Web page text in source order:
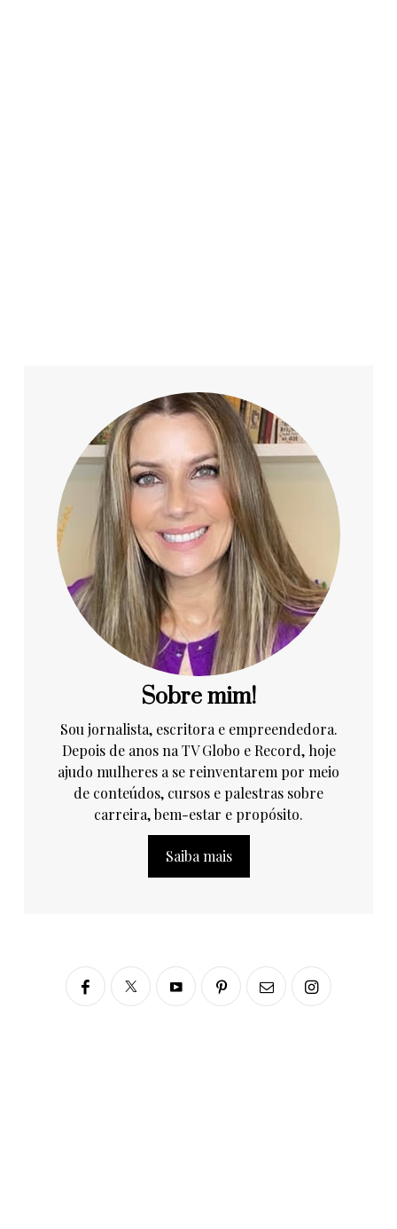
Sobre mim!
Sou jornalista, escritora e empreendedora.
Depois de anos na TV Globo e Record, hoje
ajudo mulheres a se reinventarem por meio
de conteúdos, cursos e palestras sobre
carreira, bem-estar e propósito.
Saiba mais